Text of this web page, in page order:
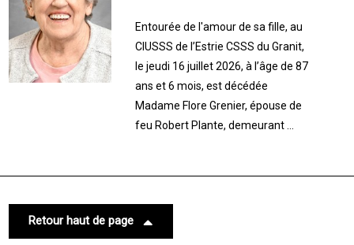
Entourée de l'amour de sa fille, au
CIUSSS de l’Estrie CSSS du Granit,
le jeudi 16 juillet 2026, à l’âge de 87
ans et 6 mois, est décédée
Madame Flore Grenier, épouse de
feu Robert Plante, demeurant ...
Retour haut de page